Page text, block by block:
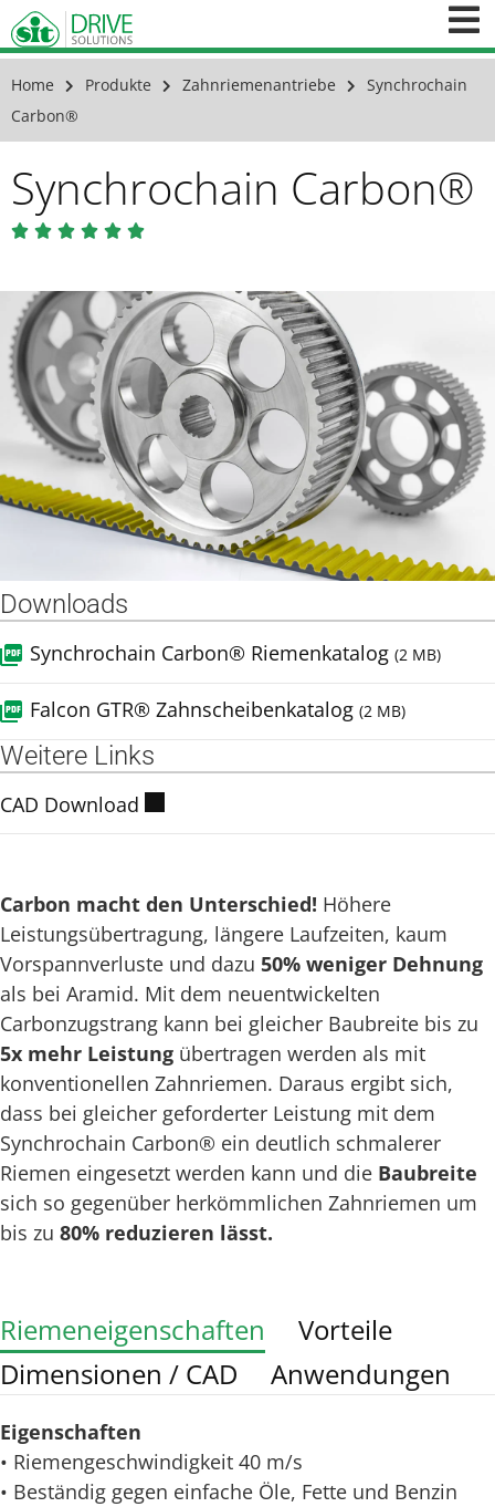
Home Produkte Zahnriemenantriebe
Synchrochain
Carbon®
Synchrochain Carbon®
Downloads
Synchrochain Carbon® Riemenkatalog (2 MB)
Falcon GTR® Zahnscheibenkatalog (2 MB)
Weitere Links
CAD Download
Carbon macht den Unterschied! Höhere
Leistungsübertragung, längere Laufzeiten, kaum
Vorspannverluste und dazu 50% weniger Dehnung
als bei Aramid. Mit dem neuentwickelten
Carbonzugstrang kann bei gleicher Baubreite bis zu
5x mehr Leistung übertragen werden als mit
konventionellen Zahnriemen. Daraus ergibt sich,
dass bei gleicher geforderter Leistung mit dem
Synchrochain Carbon® ein deutlich schmalerer
Riemen eingesetzt werden kann und die Baubreite
sich so gegenüber herkömmlichen Zahnriemen um
bis zu 80% reduzieren lässt.
Riemeneigenschaften
Vorteile
Dimensionen / CAD
Anwendungen
Eigenschaften
• Riemengeschwindigkeit 40 m/s
• Beständig gegen einfache Öle, Fette und Benzin